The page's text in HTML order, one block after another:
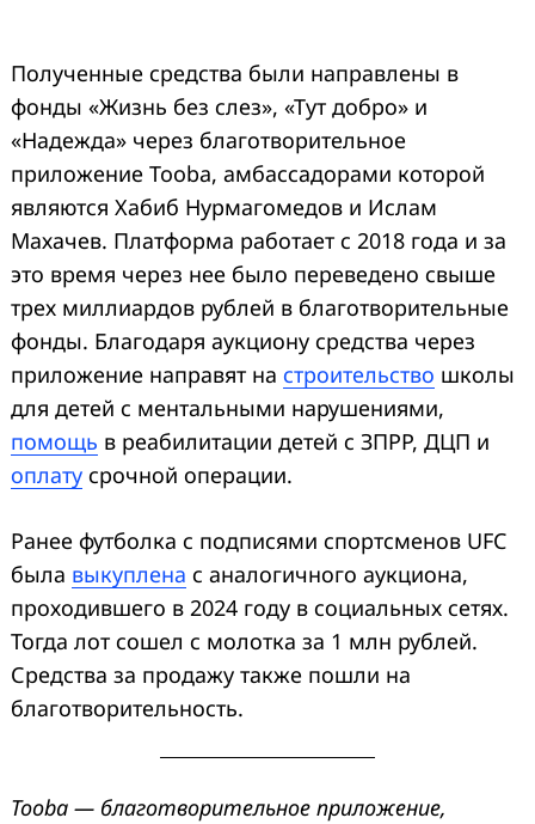
Полученные средства были направлены в
фонды «Жизнь без слез», «Тут добро» и
«Надежда» через благотворительное
приложение Tooba, амбассадорами которой
являются Хабиб Нурмагомедов и Ислам
Махачев. Платформа работает с 2018 года и за
это время через нее было переведено свыше
трех миллиардов рублей в благотворительные
фонды. Благодаря аукциону средства через
приложение направят на строительство школы
для детей с ментальными нарушениями,
помощь в реабилитации детей с ЗПРР, ДЦП и
оплату срочной операции.
Ранее футболка с подписями спортсменов UFC
была выкуплена с аналогичного аукциона,
проходившего в 2024 году в социальных сетях.
Тогда лот сошел с молотка за 1 млн рублей.
Средства за продажу также пошли на
благотворительность.
Tooba — благотворительное приложение,